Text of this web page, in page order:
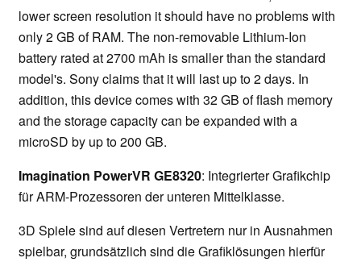
lower screen resolution it should have no problems with
only 2 GB of RAM. The non-removable Lithium-Ion
battery rated at 2700 mAh is smaller than the standard
model's. Sony claims that it will last up to 2 days. In
addition, this device comes with 32 GB of flash memory
and the storage capacity can be expanded with a
microSD by up to 200 GB.
Imagination PowerVR GE8320: Integrierter Grafikchip
für ARM-Prozessoren der unteren Mittelklasse.
3D Spiele sind auf diesen Vertretern nur in Ausnahmen
spielbar, grundsätzlich sind die Grafiklösungen hierfür